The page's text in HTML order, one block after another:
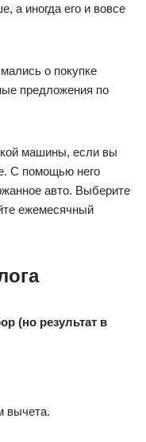
а иногда его и вовсе
о покупке
предложения по
машины, если вы
С помощью него
авто. Выберите
ежемесячный
(но результат в
вычета.